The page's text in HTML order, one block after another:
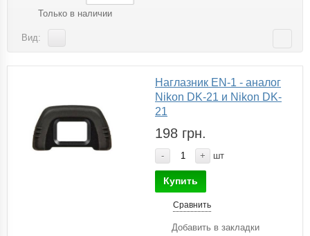
Только в наличии
Вид:
Наглазник EN-1 - аналог
Nikon DK-21 и Nikon DK-
21
198 грн.
- + шт
Купить
Сравнить
Добавить в закладки